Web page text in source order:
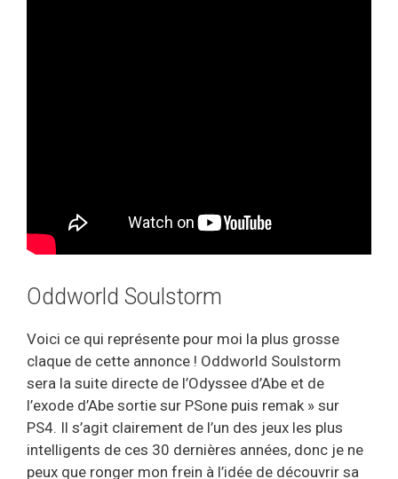
Oddworld Soulstorm
Voici ce qui représente pour moi la plus grosse
claque de cette annonce ! Oddworld Soulstorm
sera la suite directe de l’Odyssee d’Abe et de
l’exode d’Abe sortie sur PSone puis remak » sur
PS4. Il s’agit clairement de l’un des jeux les plus
intelligents de ces 30 dernières années, donc je ne
peux que ronger mon frein à l’idée de découvrir sa